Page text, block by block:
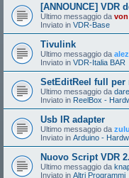
[ANNOUNCE] VDR
Ultimo messaggio da
Inviato in VDR-Base
Tivulink
Ultimo messaggio da alez
Inviato in VDR-Italia BAR
SetEditReel full per
Ultimo messaggio da
Inviato in ReelBox -
Usb IR adapter
Ultimo messaggio da zulu
Inviato in Arduino -
Nuovo Script VDR
Ultimo messaggio da
Inviato in Altri Programmi